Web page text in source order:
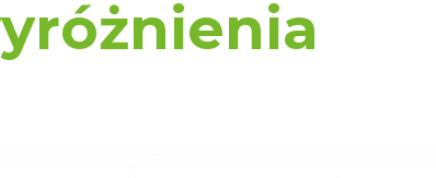
się” wyrażasz zgodę na wykorzystywanie w
we wskazanych powyżej celach.